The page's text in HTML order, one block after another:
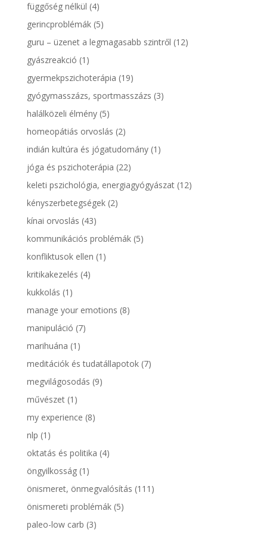
függőség nélkül (4)
gerincproblémák(5)
guru – üzenet a legmagasabb szintről (12)
gyászreakció (1)
gyermekpszichoterápia (19)
gyógymasszázs, sportmasszázs (3)
halálközeli élmény(5)
homeopátiás orvoslás (2)
indián kultúra és jógatudomány(1)
jóga és pszichoterápia (22)
keleti pszichológia, energiagyógyászat(12)
kényszerbetegségek(2)
kínai orvoslás (43)
kommunikációs problémák(5)
konfliktusok ellen (1)
kritikakezelés (4)
kukkolás (1)
manage your emotions (8)
manipuláció (7)
marihuána (1)
meditációk és tudatállapotok(7)
megvilágosodás (9)
művészet(1)
my experience (8)
nlp (1)
oktatás és politika (4)
öngyilkosság(1)
önismeret, önmegvalósítás (111)
önismereti problémák(5)
paleo-low carb (3)